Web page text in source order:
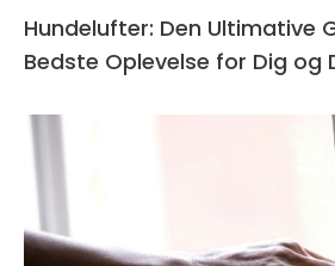
Hundelufter: Den Ultimative
Bedste Oplevelse for Dig og